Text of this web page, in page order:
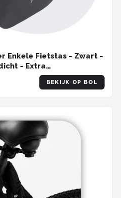
Enkele Fietstas - Zwart -
- Extra
BEKIJK OP BOL